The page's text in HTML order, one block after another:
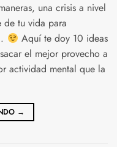
una crisis a nivel
tu vida para
.
Aquí te doy 10 ideas
el mejor provecho a
actividad mental que la
→